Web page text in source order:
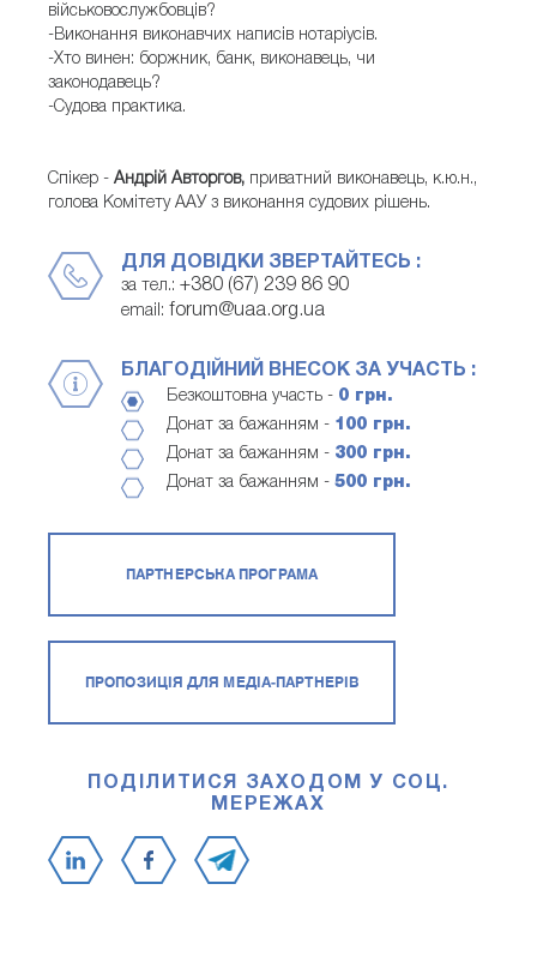
військовослужбовців?
-Виконання виконавчих написів нотаріусів.
-Хто винен: боржник, банк, виконавець, чи
законодавець?
-Судова практика.
Спікер - Андрій Авторгов, приватний виконавець, к.ю.н.,
голова Комітету ААУ з виконання судових рішень.
ДЛЯ ДОВІДКИ ЗВЕРТАЙТЕСЬ :
за тел.: +380 (67) 239 86 90
email: forum@uaa.org.ua
БЛАГОДІЙНИЙ ВНЕСОК ЗА УЧАСТЬ :
Безкоштовна участь - 0 грн.
Донат за бажанням - 100 грн.
Донат за бажанням - 300 грн.
Донат за бажанням - 500 грн.
ПАРТНЕРСЬКА ПРОГРАМА
ПРОПОЗИЦІЯ ДЛЯ МЕДІА-ПАРТНЕРІВ
ПОДІЛИТИСЯ ЗАХОДОМ У СОЦ.
МЕРЕЖАХ